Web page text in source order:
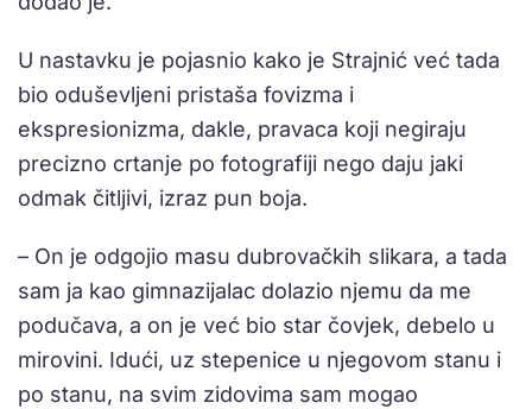
U nastavku je pojasnio kako je Strajnić već tada
bio oduševljeni pristaša fovizma i
ekspresionizma, dakle, pravaca koji negiraju
precizno crtanje po fotografiji nego daju jaki
odmak čitljivi, izraz pun boja.
– On je odgojio masu dubrovačkih slikara, a tada
sam ja kao gimnazijalac dolazio njemu da me
podučava, a on je već bio star čovjek, debelo u
mirovini. Idući, uz stepenice u njegovom stanu i
po stanu, na svim zidovima sam mogao